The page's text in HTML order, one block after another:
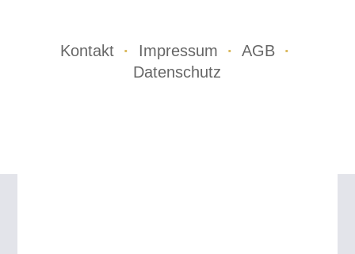
Kontakt · Impressum · AGB ·
Datenschutz